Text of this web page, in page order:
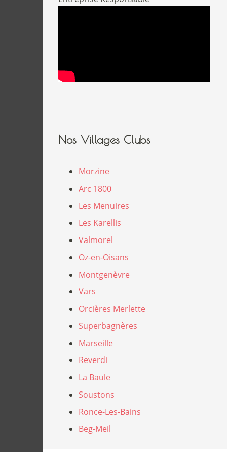
Nos Villages Clubs
Morzine
Arc 1800
Les Menuires
Les Karellis
Valmorel
Oz-en-Oisans
Montgenèvre
Vars
Orcières Merlette
Superbagnères
Marseille
Reverdi
La Baule
Soustons
Ronce-Les-Bains
Beg-Meil